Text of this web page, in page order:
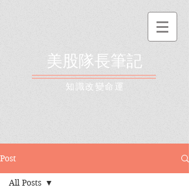
美股隊長筆記
​知識改變命運
Post
All Posts